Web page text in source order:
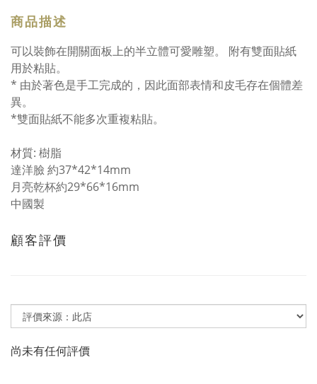
商品描述
可以裝飾在開關面板上的半立體可愛雕塑。 附有雙面貼紙
用於粘貼。
* 由於著色是手工完成的，因此面部表情和皮毛存在個體差
異。
*雙面貼紙不能多次重複粘貼。
材質: 樹脂
達洋臉 約37*42*14mm
月亮乾杯約29*66*16mm
中國製
顧客評價
尚未有任何評價